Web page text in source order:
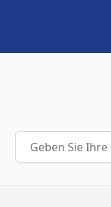
E-Mail-Adresse